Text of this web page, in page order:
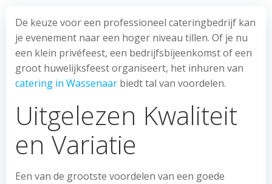
De keuze voor een professioneel cateringbedrijf kan
je evenement naar een hoger niveau tillen. Of je nu
een klein privéfeest, een bedrijfsbijeenkomst of een
groot huwelijksfeest organiseert, het inhuren van
catering in Wassenaar biedt tal van voordelen.
Uitgelezen Kwaliteit
en Variatie
Een van de grootste voordelen van een goede